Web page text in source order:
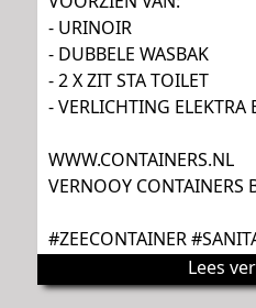
- URINOIR
- DUBBELE WASBAK
- 2 X ZIT STA TOILET
- VERLICHTING ELEKTRA
WWW.CONTAINERS.NL
VERNOOY CONTAINERS
#ZEECONTAINER
Lees